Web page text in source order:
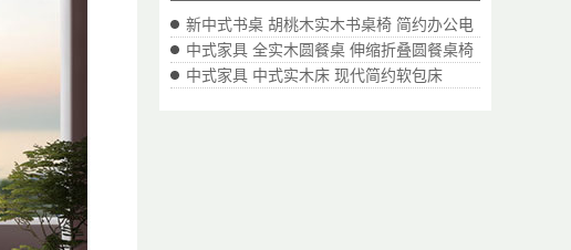
新中式书桌 胡桃木实木书桌椅 简约办公电
中式家具 全实木圆餐桌 伸缩折叠圆餐桌椅
中式家具 中式实木床 现代简约软包床